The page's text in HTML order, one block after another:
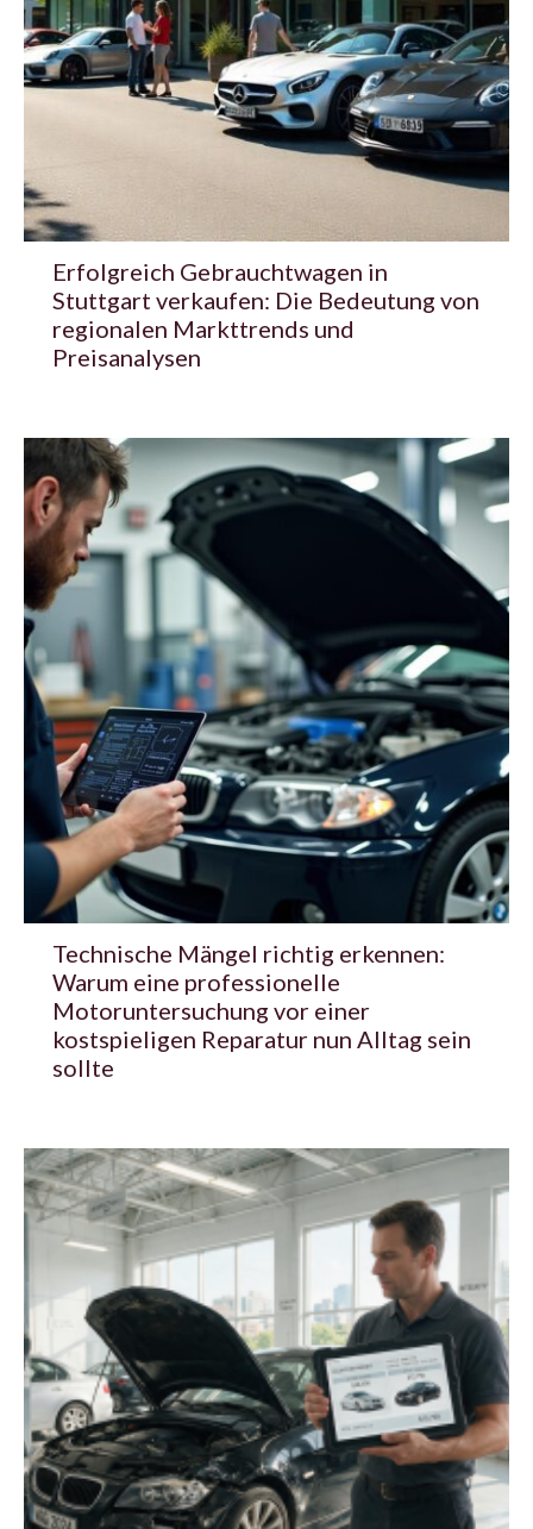
Erfolgreich Gebrauchtwagen in
Stuttgart verkaufen: Die Bedeutung von
regionalen Markttrends und
Preisanalysen
Technische Mängel richtig erkennen:
Warum eine professionelle
Motoruntersuchung vor einer
kostspieligen Reparatur nun Alltag sein
sollte